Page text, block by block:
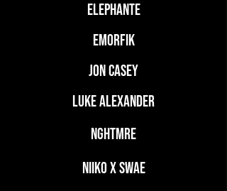
ELEPHANTE
EMORFIK
JON CASEY
Luke ALEXANDER
NGHTMRE
NIIKO X SWAE